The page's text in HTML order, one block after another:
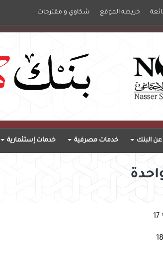
خريطه الموقع شكاوي و مقترحات
عن البنك خدمات مصرفية خدمات إستثمارية